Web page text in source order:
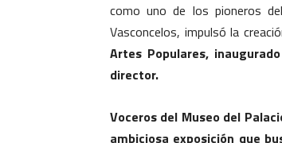
como uno de los pioneros
Vasconcelos, impulsó la
Artes Populares,
director.
Voceros del Museo del
ambiciosa exposición que